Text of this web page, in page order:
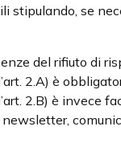
se
del rifiuto di
2.A) è
2.B) è invece